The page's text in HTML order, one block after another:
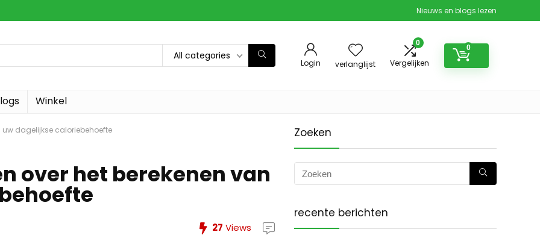
Nieuws en blogs lezen
All categories
Login verlanglijst
0
Vergelijken
0
Winkel
uw dagelijkse caloriebehoefte
over het berekenen van
27 Views
Zoeken
recente berichten